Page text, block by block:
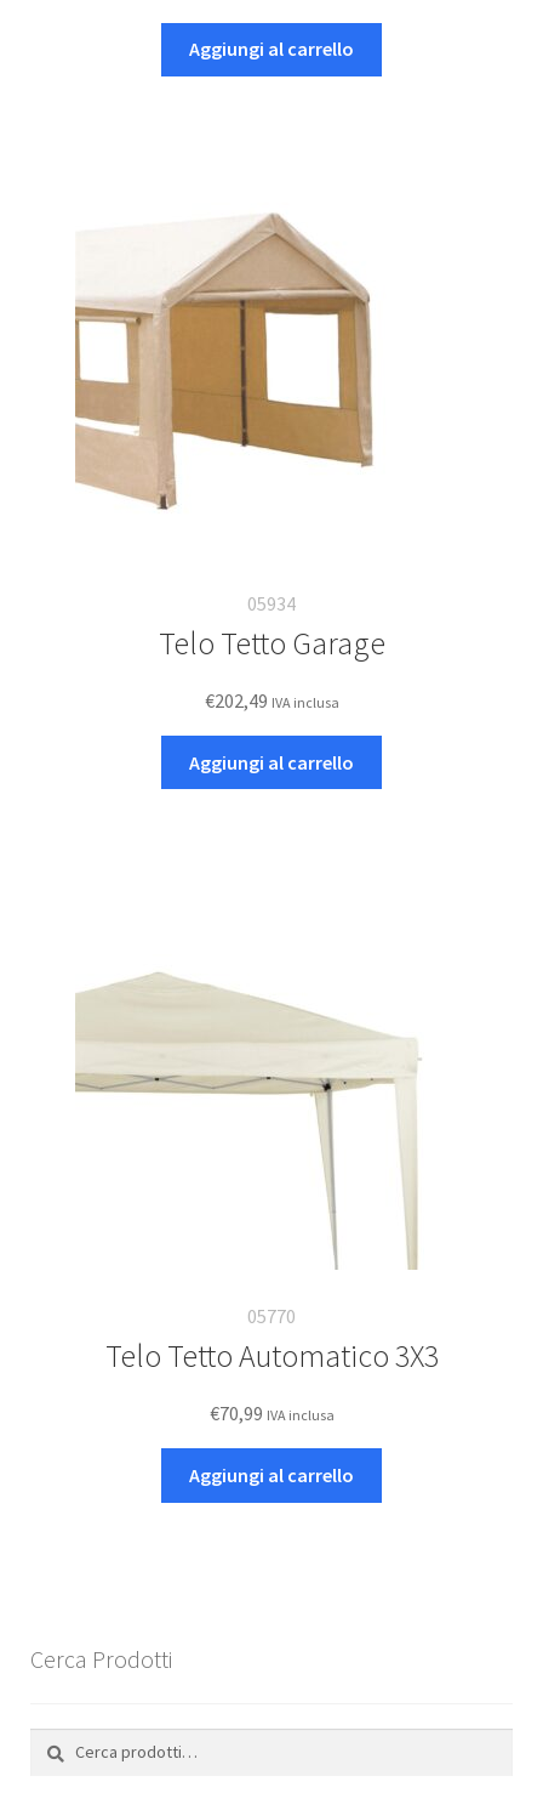
Aggiungi al carrello
05934
Telo Tetto Garage
€202,49 IVA inclusa
Aggiungi al carrello
05770
Telo Tetto Automatico 3X3
€70,99 IVA inclusa
Aggiungi al carrello
Cerca Prodotti
Cerca:
Cerca